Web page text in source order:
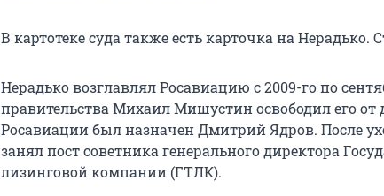
В картотеке суда также есть карточка на Нерадько.
Нерадько возглавлял Росавиацию с 2009-го по
правительства Михаил Мишустин освободил его
Росавиации был назначен Дмитрий Ядров. После
занял пост советника генерального директора
лизинговой компании (ГТЛК).